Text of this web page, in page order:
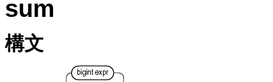
sum
構文